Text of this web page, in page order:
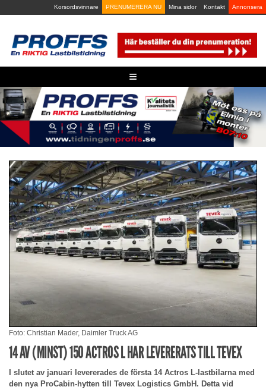
to
Korsordsvinnare PRENUMERERA NU Mina sidor Kontakt Annonsera
≡
Foto: Christian Mader, Daimler Truck AG
14 AV (MINST) 150 ACTROS L HAR LEVERERATS TILL TEVEX
I slutet av januari levererades de första 14 Actros L-lastbilarna med
den nya ProCabin-hytten till Tevex Logistics GmbH. Detta vid